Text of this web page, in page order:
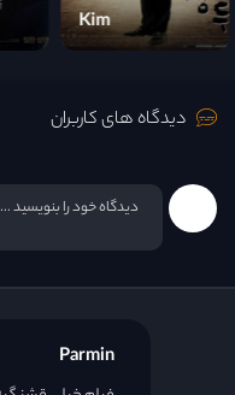
Kim
دیدگاه های کاربران
Parmin